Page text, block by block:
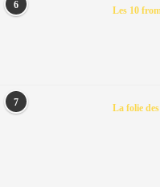
6 Les 10
7 La folie